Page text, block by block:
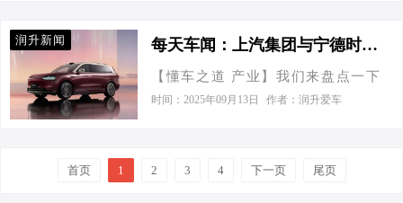
力，优惠多到你手软！中国人保携手
者的购…
电动汽车运行安静，没有燃油车的噪
也有其不足之处，例如续航里程问
题，尽管技术不断进步，长途旅行时
率普遍低于燃油车，未来转售时可能
占比6.74%，在SUV销量中排名第55
位。 豪越L销量走势图 (单位:辆)
2025年6月，豪越L销量同比增长
200.3%，环比增长11283.02%；最近
一年销…
润升新闻 每天车闻：上汽集团与宁德时代成立动力系统公司
【懂车之道 产业】我们来盘点一下
2025年6月25日，汽车圈都发生了一些
略增资 问界M9 最低售价：46.98万起
时间：2025年09月13日 作者：润升爱车
首页 1 2 3 4 下一页 尾页